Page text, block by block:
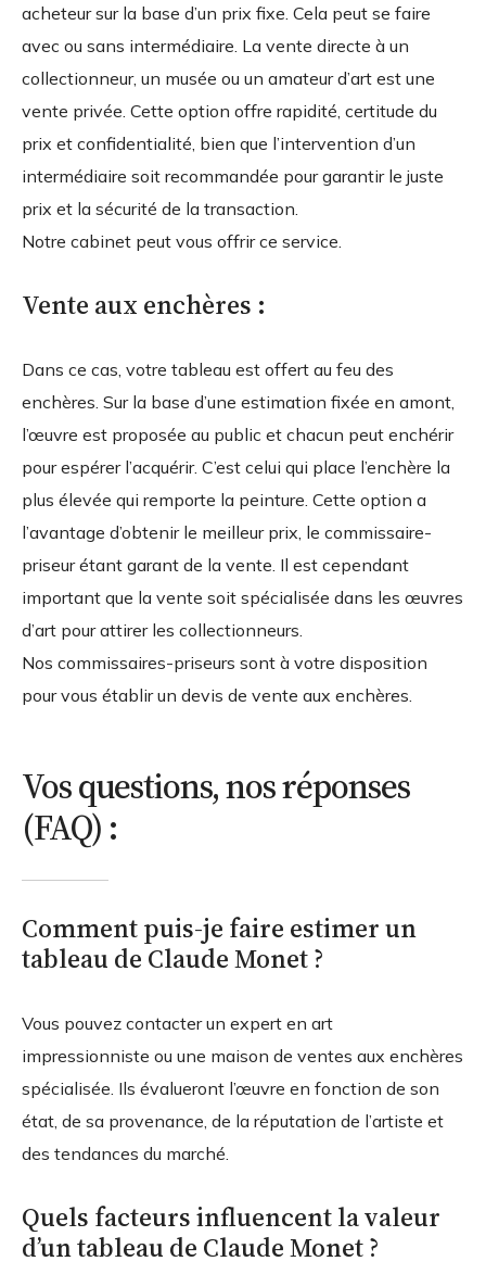
acheteur sur la base d’un prix fixe. Cela peut se faire
avec ou sans intermédiaire. La vente directe à un
collectionneur, un musée ou un amateur d’art est une
vente privée. Cette option offre rapidité, certitude du
prix et confidentialité, bien que l’intervention d’un
intermédiaire soit recommandée pour garantir le juste
prix et la sécurité de la transaction.
Notre cabinet peut vous offrir ce service.
Vente aux enchères :
Dans ce cas, votre tableau est offert au feu des
enchères. Sur la base d’une estimation fixée en amont,
l’œuvre est proposée au public et chacun peut enchérir
pour espérer l’acquérir. C’est celui qui place l’enchère la
plus élevée qui remporte la peinture. Cette option a
l’avantage d’obtenir le meilleur prix, le commissaire-
priseur étant garant de la vente. Il est cependant
important que la vente soit spécialisée dans les œuvres
d’art pour attirer les collectionneurs.
Nos commissaires-priseurs sont à votre disposition
pour vous établir un devis de vente aux enchères.
Vos questions, nos réponses
(FAQ) :
Comment puis-je faire estimer un
tableau de Claude Monet ?
Vous pouvez contacter un expert en art
impressionniste ou une maison de ventes aux enchères
spécialisée. Ils évalueront l’œuvre en fonction de son
état, de sa provenance, de la réputation de l’artiste et
des tendances du marché.
Quels facteurs influencent la valeur
d’un tableau de Claude Monet ?